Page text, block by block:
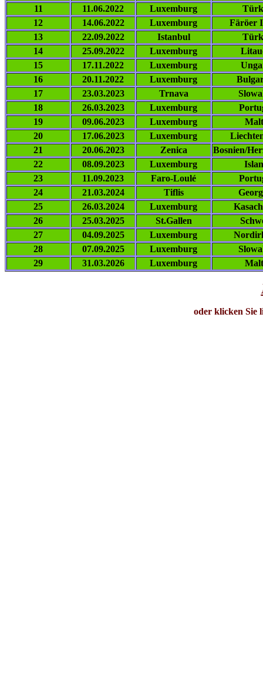
11
11.06.2022 Luxemburg
12
14.06.2022 Luxemburg
Färöer
13
22.09.2022 Istanbul
14
25.09.2022 Luxemburg
15
17.11.2022 Luxemburg
16
20.11.2022 Luxemburg
17
23.03.2023 Trnava
18
26.03.2023 Luxemburg
19
09.06.2023 Luxemburg
20
17.06.2023 Luxemburg
21
20.06.2023 Zenica
Bosnien/
22
08.09.2023 Luxemburg
23
11.09.2023 Faro-Loulé
24
21.03.2024 Tiflis
25
26.03.2024 Luxemburg
26
25.03.2025 St.Gallen
27
04.09.2025 Luxemburg
28
07.09.2025 Luxemburg
29
31.03.2026 Luxemburg
oder klicken Sie